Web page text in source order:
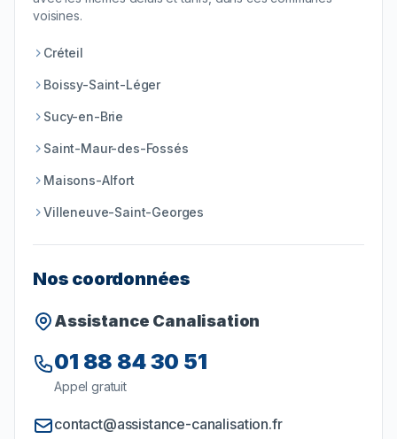
voisines.
Créteil
Boissy-Saint-Léger
Sucy-en-Brie
Saint-Maur-des-Fossés
Maisons-Alfort
Villeneuve-Saint-Georges
Nos coordonnées
Assistance Canalisation
01 88 84 30 51
Appel gratuit
contact@assistance-canalisation.fr